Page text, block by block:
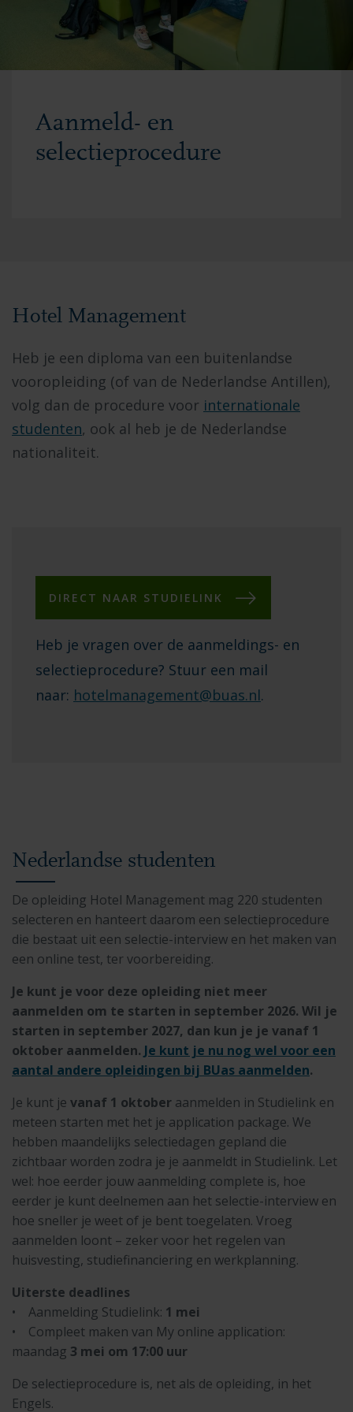
Aanmeld- en
selectieprocedure
Hotel Management
Heb je een diploma van een buitenlandse
vooropleiding (of van de Nederlandse Antillen),
volg dan de procedure voor internationale
studenten, ook al heb je de Nederlandse
nationaliteit.
DIRECT NAAR STUDIELINK
Heb je vragen over de aanmeldings- en
selectieprocedure? Stuur een mail
naar: hotelmanagement@buas.nl.
Nederlandse studenten
De opleiding Hotel Management mag 220 studenten
selecteren en hanteert daarom een selectieprocedure
die bestaat uit een selectie-interview en het maken van
een online test, ter voorbereiding.
Je kunt je voor deze opleiding niet meer
aanmelden om te starten in september 2026. Wil je
starten in september 2027, dan kun je je vanaf 1
oktober aanmelden. Je kunt je nu nog wel voor een
aantal andere opleidingen bij BUas aanmelden.
Je kunt je vanaf 1 oktober aanmelden in Studielink en
meteen starten met het je application package. We
hebben maandelijks selectiedagen gepland die
zichtbaar worden zodra je je aanmeldt in Studielink. Let
wel: hoe eerder jouw aanmelding complete is, hoe
eerder je kunt deelnemen aan het selectie-interview en
hoe sneller je weet of je bent toegelaten. Vroeg
aanmelden loont – zeker voor het regelen van
huisvesting, studiefinanciering en werkplanning.
Uiterste deadlines
• Aanmelding Studielink: 1 mei
• Compleet maken van My online application:
maandag 3 mei om 17:00 uur
De selectieprocedure is, net als de opleiding, in het
Engels.